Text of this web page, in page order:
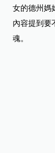
女的德州媽
內容提到要
魂。